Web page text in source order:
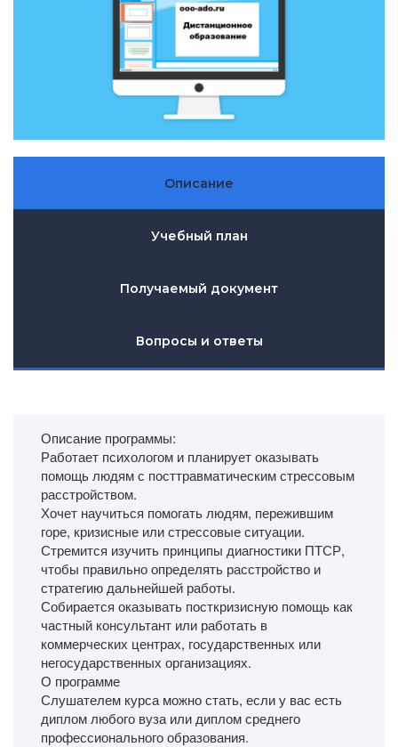
Описание
Учебный план
Получаемый документ
Вопросы и ответы
Описание программы:
Работает психологом и планирует оказывать
помощь людям с посттравматическим стрессовым
расстройством.
Хочет научиться помогать людям, пережившим
горе, кризисные или стрессовые ситуации.
Стремится изучить принципы диагностики ПТСР,
чтобы правильно определять расстройство и
стратегию дальнейшей работы.
Собирается оказывать посткризисную помощь как
частный консультант или работать в
коммерческих центрах, государственных или
негосударственных организациях.
О программе
Слушателем курса можно стать, если у вас есть
диплом любого вуза или диплом среднего
профессионального образования.